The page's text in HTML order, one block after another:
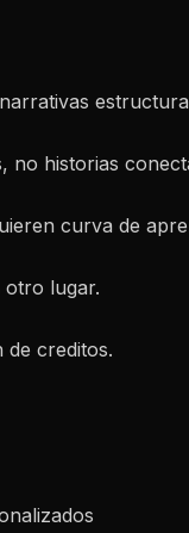
no historias
curva de
otro lugar.
de creditos.